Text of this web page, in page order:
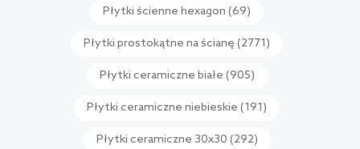
Płytki ścienne hexagon (69)
Płytki prostokątne na ścianę (2771)
Płytki ceramiczne białe (905)
Płytki ceramiczne niebieskie (191)
Płytki ceramiczne 30x30 (292)